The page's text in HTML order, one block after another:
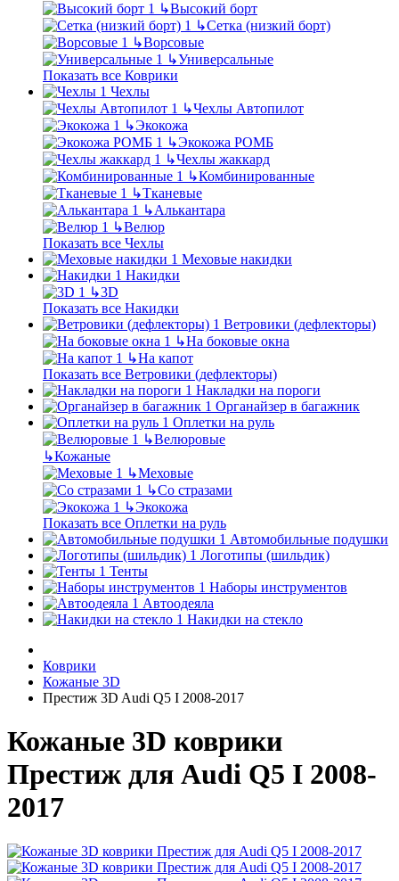
↳Высокий борт
↳Сетка (низкий борт)
↳Ворсовые
↳Универсальные
Показать все Коврики
Чехлы
↳Чехлы Автопилот
↳Экокожа
↳Экокожа РОМБ
↳Чехлы жаккард
↳Комбинированные
↳Тканевые
↳Алькантара
↳Велюр
Показать все Чехлы
Меховые накидки
Накидки
↳3D
Показать все Накидки
Ветровики (дефлекторы)
↳На боковые окна
↳На капот
Показать все Ветровики (дефлекторы)
Накладки на пороги
Органайзер в багажник
Оплетки на руль
↳Велюровые
↳Кожаные
↳Меховые
↳Со стразами
↳Экокожа
Показать все Оплетки на руль
Автомобильные подушки
Логотипы (шильдик)
Тенты
Наборы инструментов
Автоодеяла
Накидки на стекло
Коврики
Кожаные 3D
Престиж 3D Audi Q5 I 2008-2017
Кожаные 3D коврики
Престиж для Audi Q5 I 2008-
2017